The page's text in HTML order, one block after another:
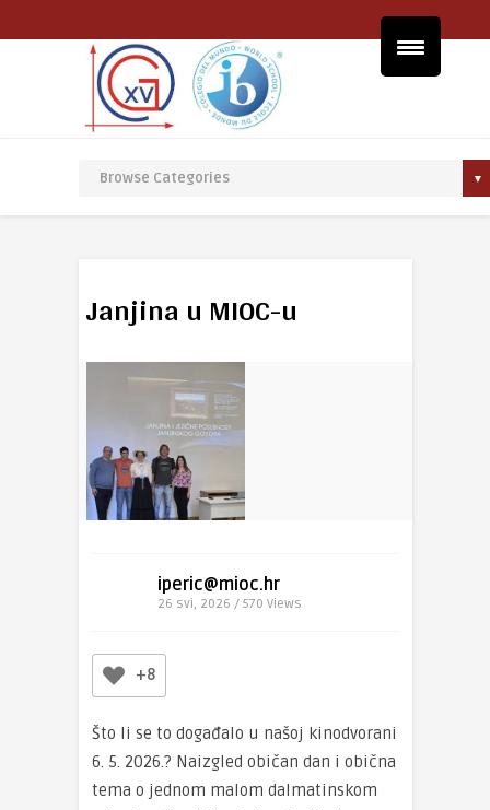
Janjina u MIOC-u
iperic@mioc.hr
26 svi, 2026 / 570 Views
+8
Što li se to događalo u našoj kinodvorani
6. 5. 2026.? Naizgled običan dan i obična
tema o jednom malom dalmatinskom